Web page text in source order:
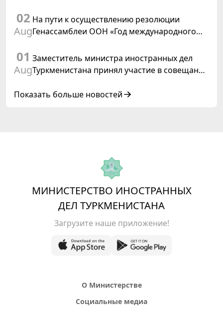
02
Aug
На пути к осуществлению резолюции
Генассамблеи ООН «Год международного
Туркменистаном
01
Aug
Заместитель министра иностранных дел
Туркменистана принял участие в совещании
сотрудничества «Центральная Азия –
Показать больше новостей
МИНИСТЕРСТВО ИНОСТРАННЫХ
ДЕЛ ТУРКМЕНИСТАНА
Загрузите наше приложение!
О Министерстве
Социальные медиа